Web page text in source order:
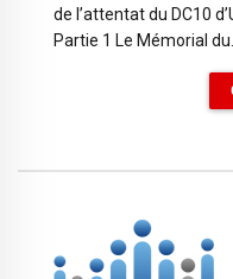
de l’attentat du DC10
Partie 1 Le Mémorial